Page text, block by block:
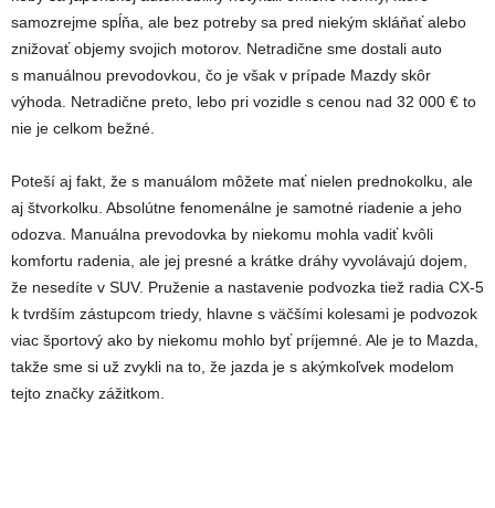
samozrejme spĺňa, ale bez potreby sa pred niekým skláňať alebo
znižovať objemy svojich motorov. Netradične sme dostali auto
s manuálnou prevodovkou, čo je však v prípade Mazdy skôr
výhoda. Netradične preto, lebo pri vozidle s cenou nad 32 000 € to
nie je celkom bežné.
Poteší aj fakt, že s manuálom môžete mať nielen prednokolku, ale
aj štvorkolku. Absolútne fenomenálne je samotné riadenie a jeho
odozva. Manuálna prevodovka by niekomu mohla vadiť kvôli
komfortu radenia, ale jej presné a krátke dráhy vyvolávajú dojem,
že nesedíte v SUV. Pruženie a nastavenie podvozka tiež radia CX-5
k tvrdším zástupcom triedy, hlavne s väčšími kolesami je podvozok
viac športový ako by niekomu mohlo byť príjemné. Ale je to Mazda,
takže sme si už zvykli na to, že jazda je s akýmkoľvek modelom
tejto značky zážitkom.